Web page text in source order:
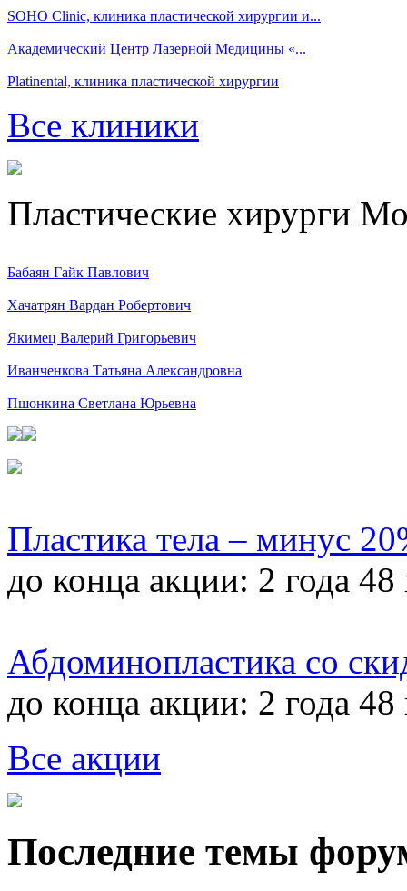
SOHO Clinic, клиника пластической хирургии и...
Академический Центр Лазерной Медицины «...
Platinental, клиника пластической хирургии
Все клиники
Пластические хирурги
Бабаян Гайк Павлович
Хачатрян Вардан Робертович
Якимец Валерий Григорьевич
Иванченкова Татьяна Александровна
Пшонкина Светлана Юрьевна
Пластика тела – минус
до конца акции: 2 года 48
Абдоминопластика со
до конца акции: 2 года 48
Все акции
Последние темы